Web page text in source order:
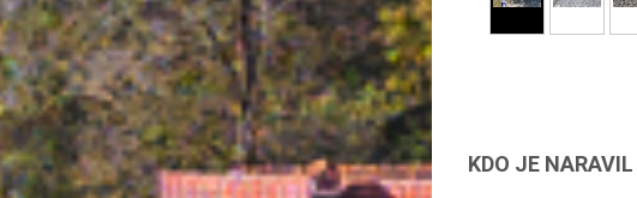
KDO JE